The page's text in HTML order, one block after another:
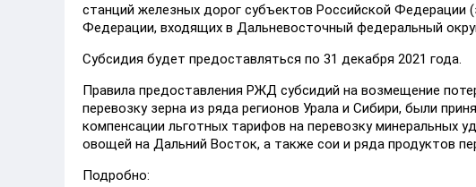
станций железных дорог субъектов Российской Федерации
Федерации, входящих в Дальневосточный федеральный
Субсидия будет предоставляться по 31 декабря 2021 года.
Правила предоставления РЖД субсидий на возмещение
перевозку зерна из ряда регионов Урала и Сибири, были
компенсации льготных тарифов на перевозку минеральных
овощей на Дальний Восток, а также сои и ряда продуктов
Подробно: